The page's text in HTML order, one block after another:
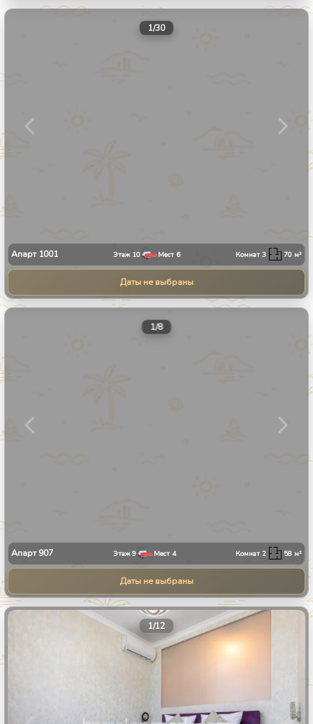
1/30
Апарт 1001 Этаж 10 Мест 6 Комнат3 70 м²
Даты не выбраны
1/8
Апарт907 Этаж9 Мест 4 Комнат2 58 м²
Даты не выбраны
1/12